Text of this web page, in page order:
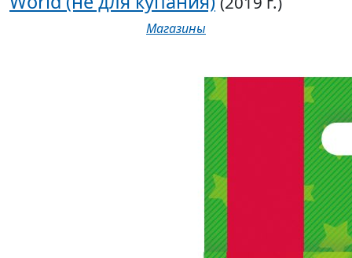
Магазины